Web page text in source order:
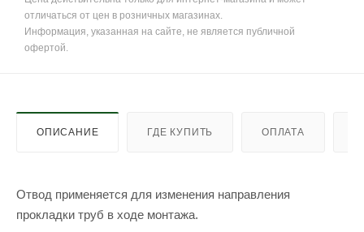
отличаться от цен в розничных магазинах.
Информация, указанная на сайте, не является публичной
офертой.
ОПИСАНИЕ ГДЕ КУПИТЬ ОПЛАТА
Отвод применяется для изменения направления
прокладки труб в ходе монтажа.